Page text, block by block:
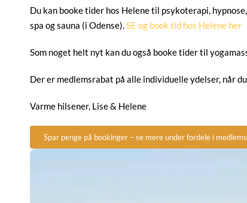
Du kan booke tider hos Helene til psykoterapi,
spa og sauna (i Odense).SE og book tid hos Helene her
Som noget helt nyt kan du også booke tider til
Der er medlemsrabat på alle individuelle ydelser, når
Varme hilsener, Lise & Helene
Spar penge på bookinger – se mere under fordele i